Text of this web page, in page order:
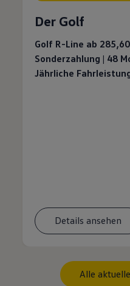
Der Golf
Golf R-Line ab
Sonderzahlung | 48
Jährliche
Details ansehen
Alle